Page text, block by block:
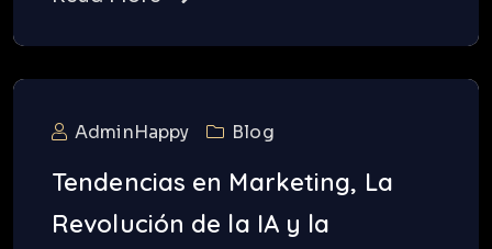
AdminHappy Blog
Tendencias en Marketing, La
Revolución de la IA y la